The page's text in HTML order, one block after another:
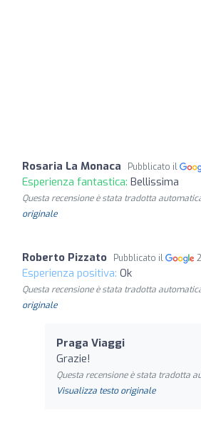
Rosaria La Monaca Pubblicato il
Esperienza fantastica: Bellissima
Questa recensione è stata tradotta
originale
Roberto Pizzato Pubblicato il
Esperienza positiva: Ok
Questa recensione è stata tradotta
originale
Praga Viaggi
Grazie!
Questa recensione è stata tradotta
Visualizza testo originale